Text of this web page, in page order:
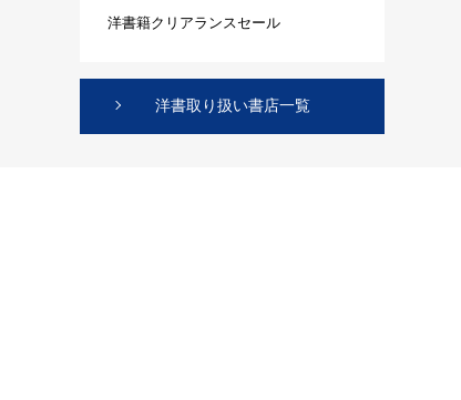
洋書籍クリアランスセール
洋書取り扱い書店一覧